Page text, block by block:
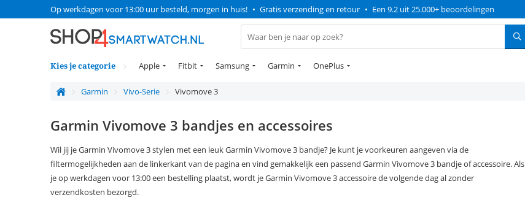
Op werkdagen voor 13:00 uur besteld, morgen in huis! • Gratis verzending en retour • Een 9.2 uit 25.000+ beoordelingen
Kies je categorie Apple Fitbit Samsung Garmin OnePlus
Garmin Vivo-Serie Vivomove 3
Garmin Vivomove 3 bandjes en accessoires
Wil jij je Garmin Vivomove 3 stylen met een leuk Garmin Vivomove 3 bandje? Je kunt je voorkeuren aangeven via de
filtermogelijkheden aan de linkerkant van de pagina en vind gemakkelijk een passend Garmin Vivomove 3 bandje of accessoire. Als
je op werkdagen voor 13:00 een bestelling plaatst, wordt je Garmin Vivomove 3 accessoire de volgende dag al zonder
verzendkosten bezorgd.